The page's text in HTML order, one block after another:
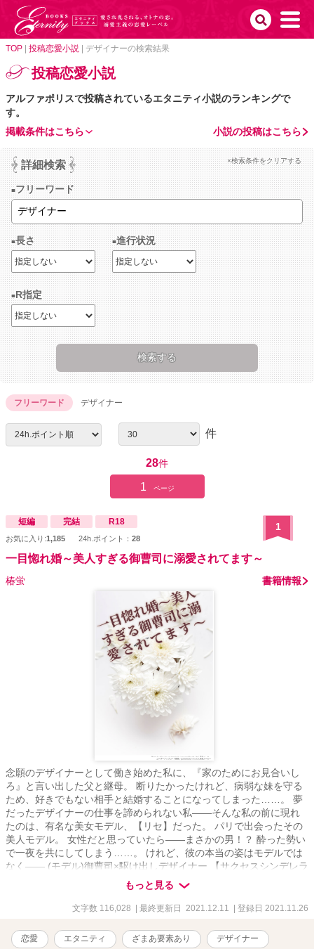
TOP 投稿恋愛小説 デザイナーの検索結果
投稿恋愛小説
アルファポリスで投稿されているエタニティ小説のランキングで
す。
小説の投稿はこちら
掲載条件はこちら
詳細検索 ×検索条件をクリアする
フリーワード
長さ 進行状況
R指定
フリーワード デザイナー
件
28件
1 ページ
短編 完結 R18
お気に入り:1,185 24h.ポイント： 28
1
一目惚れ婚～美人すぎる御曹司に溺愛されてます～
椿蛍 書籍情報
念願のデザイナーとして働き始めた私に、『家のためにお見合いし
ろ』と言い出した父と継母。 断りたかったけれど、病弱な妹を守る
ため、好きでもない相手と結婚することになってしまった……。 夢
だったデザイナーの仕事を諦められない私――そんな私の前に現れ
たのは、有名な美女モデル、【リセ】だった。 パリで出会ったその
美人モデル。 女性だと思っていたら――まさかの男！？ 酔った勢い
で一夜を共にしてしまう……。 けれど、彼の本当の姿はモデルでは
なく―― (モデル)御曹司×駆け出しデザイナー 【サクセスシンデレラ
ストーリー！】 清中琉永（きよなかるな）新人デザイナー 麻王理世
（あさおりせ）麻王グループ御曹司(モデル） 初出2021.11.26 改稿
もっと見る
文字数 116,028 | 最終更新日 2021.12.11 | 登録日 2021.11.26
恋愛 エタニティ ざまあ要素あり デザイナー